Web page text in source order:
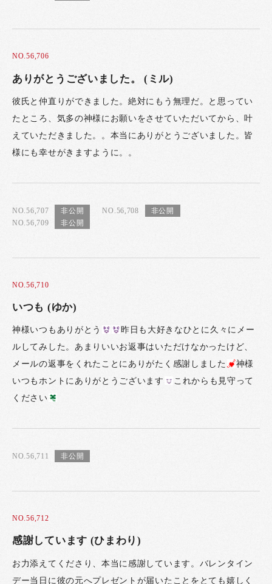
NO.56,706
ありがとうございました。 (ミル)
彼氏と仲直りができました。絶対にもう無理だ。と思ってい
たところ、気多の神様にお願いをさせていただいてから、叶
えていただきました。。本当にありがとうございました。皆
様にも幸せがきますように。。
NO.56,707
NO.56,708
NO.56,709
NO.56,710
いつも (ゆか)
神様いつもありがとう
昨日も大好きなひとに久々にメー
ルしてみした。あまりいいお返事はいただけなかったけど、
メールの返事をくれたことにありがたく感謝しました
神様
いつもホントにありがとうございます
これからも見守って
ください
NO.56,711
NO.56,712
感謝しています (ひまわり)
お力添えてくださり、本当に感謝しています。バレンタイン
デー当日に彼の元へプレゼントが届いたことをとても嬉しく